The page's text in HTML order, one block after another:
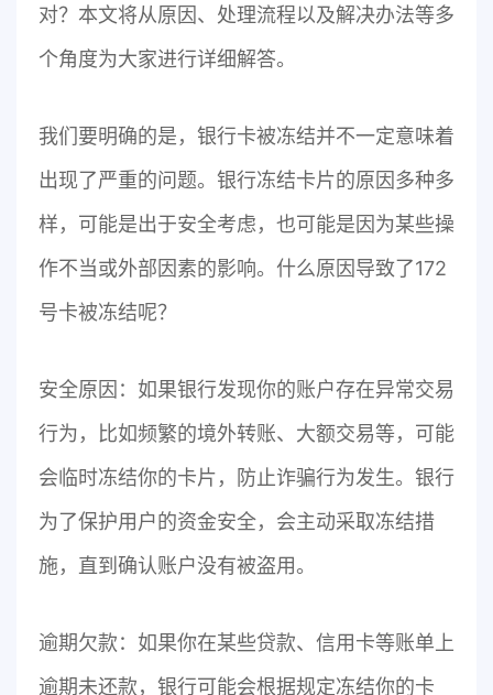
对？本文将从原因、处理流程以及解决办法等多
个角度为大家进行详细解答。
我们要明确的是，银行卡被冻结并不一定意味着
出现了严重的问题。银行冻结卡片的原因多种多
样，可能是出于安全考虑，也可能是因为某些操
作不当或外部因素的影响。什么原因导致了172
号卡被冻结呢？
安全原因：如果银行发现你的账户存在异常交易
行为，比如频繁的境外转账、大额交易等，可能
会临时冻结你的卡片，防止诈骗行为发生。银行
为了保护用户的资金安全，会主动采取冻结措
施，直到确认账户没有被盗用。
逾期欠款：如果你在某些贷款、信用卡等账单上
逾期未还款，银行可能会根据规定冻结你的卡